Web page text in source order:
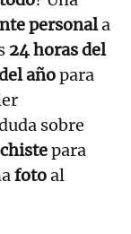
personala
24 horas del
añopara
sobre
chistepara
fotoal